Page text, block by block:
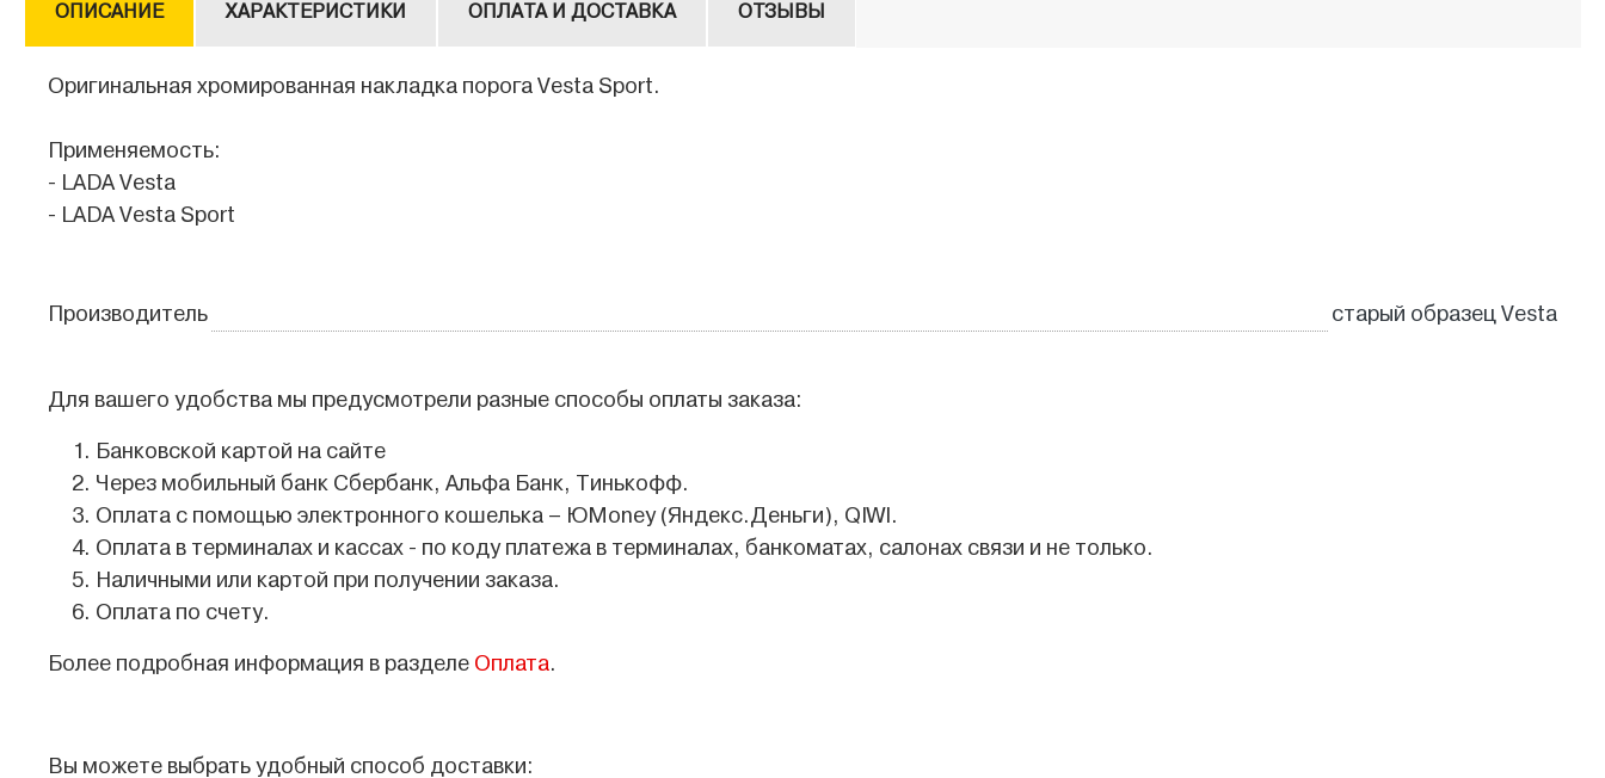
ОПИСАНИЕ ХАРАКТЕРИСТИКИ ОПЛАТА И ДОСТАВКА ОТЗЫВЫ
Оригинальная хромированная накладка порога Vesta Sport.
Применяемость:
- LADA Vesta
- LADA Vesta Sport
Производитель старый образец Vesta
Для вашего удобства мы предусмотрели разные способы оплаты заказа:
Банковской картой на сайте
Через мобильный банк Сбербанк, Альфа Банк, Тинькофф.
Оплата с помощью электронного кошелька – ЮMoney (Яндекс.Деньги), QIWI.
Оплата в терминалах и кассах - по коду платежа в терминалах, банкоматах, салонах связи и не только.
Наличными или картой при получении заказа.
Оплата по счету.
Более подробная информация в разделе Оплата.
Вы можете выбрать удобный способ доставки: